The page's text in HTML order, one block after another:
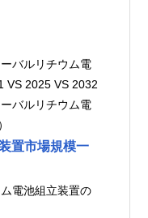
VS 2025 VS 2032
置市場規模一